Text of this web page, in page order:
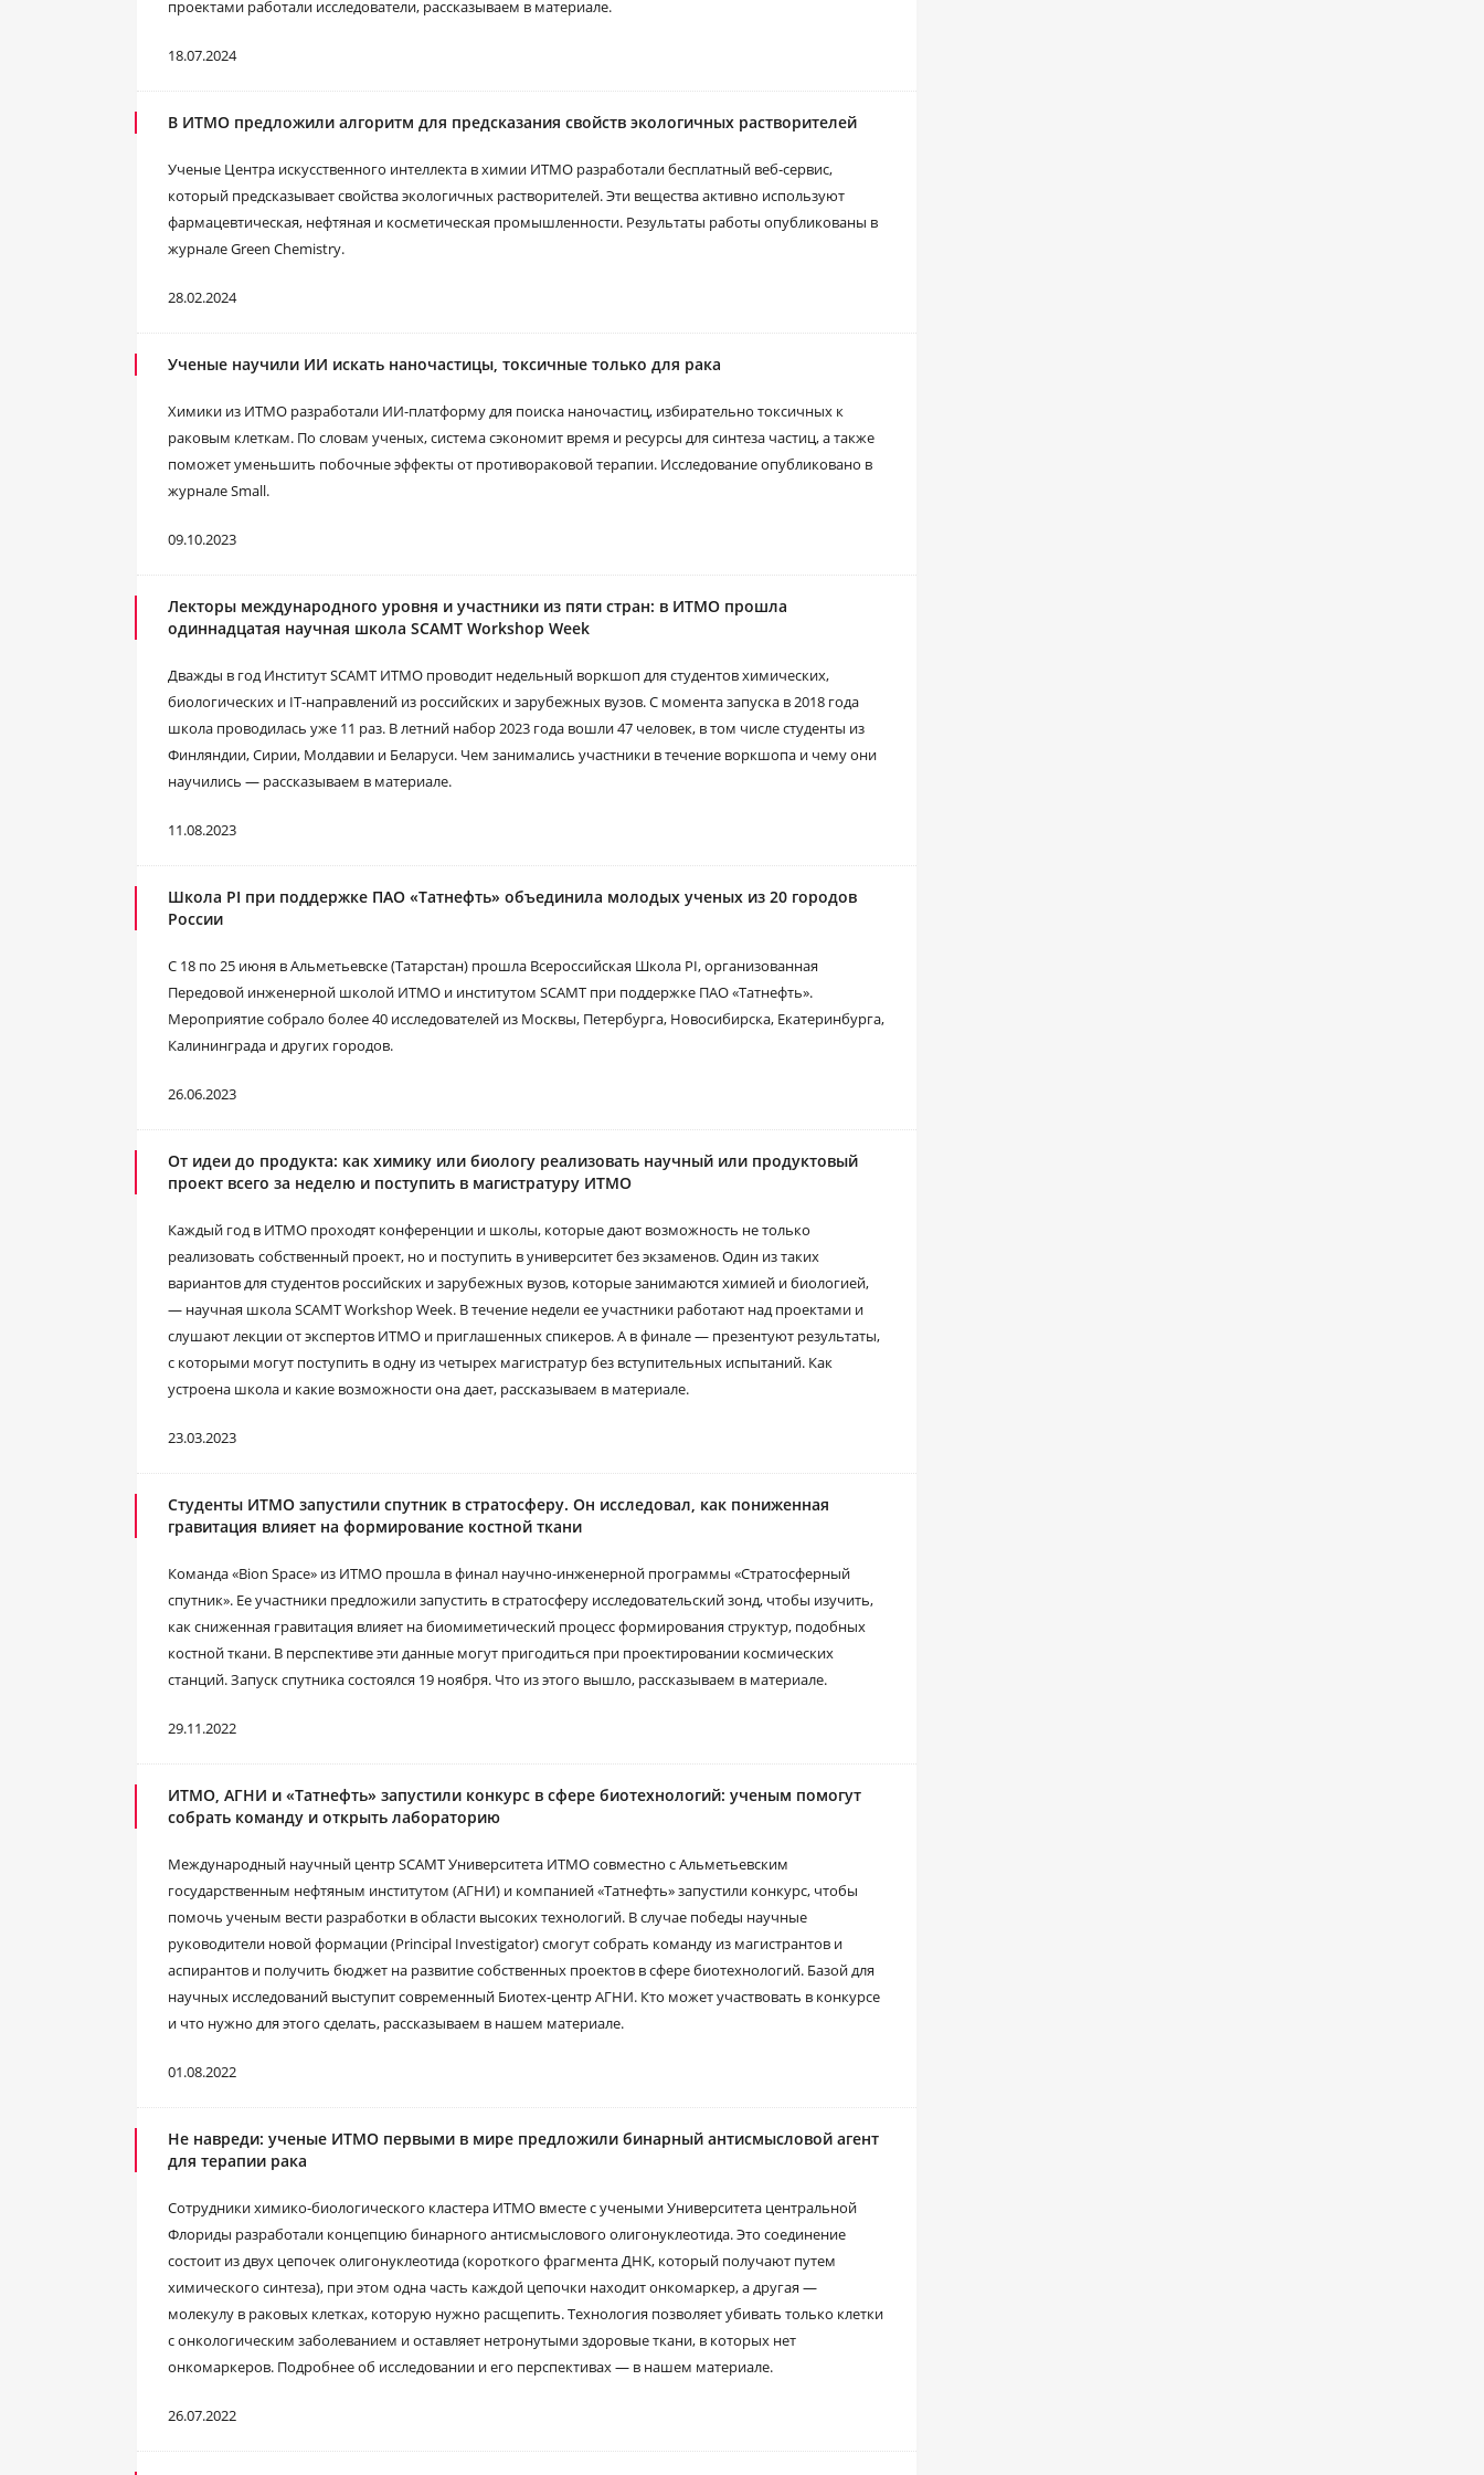
проектами работали исследователи, рассказываем в материале.
18.07.2024
В ИТМО предложили алгоритм для предсказания свойств экологичных растворителей
Ученые Центра искусственного интеллекта в химии ИТМО разработали бесплатный веб-сервис,
который предсказывает свойства экологичных растворителей. Эти вещества активно используют
фармацевтическая, нефтяная и косметическая промышленности. Результаты работы опубликованы в
журнале Green Chemistry.
28.02.2024
Ученые научили ИИ искать наночастицы, токсичные только для рака
Химики из ИТМО разработали ИИ-платформу для поиска наночастиц, избирательно токсичных к
раковым клеткам. По словам ученых, система сэкономит время и ресурсы для синтеза частиц, а также
поможет уменьшить побочные эффекты от противораковой терапии. Исследование опубликовано в
журнале Small.
09.10.2023
Лекторы международного уровня и участники из пяти стран: в ИТМО прошла
одиннадцатая научная школа SCAMT Workshop Week
Дважды в год Институт SCAMT ИТМО проводит недельный воркшоп для студентов химических,
биологических и IT-направлений из российских и зарубежных вузов. С момента запуска в 2018 года
школа проводилась уже 11 раз. В летний набор 2023 года вошли 47 человек, в том числе студенты из
Финляндии, Сирии, Молдавии и Беларуси. Чем занимались участники в течение воркшопа и чему они
научились — рассказываем в материале.
11.08.2023
Школа PI при поддержке ПАО «Татнефть» объединила молодых ученых из 20 городов
России
С 18 по 25 июня в Альметьевске (Татарстан) прошла Всероссийская Школа PI, организованная
Передовой инженерной школой ИТМО и институтом SCAMT при поддержке ПАО «Татнефть».
Мероприятие собрало более 40 исследователей из Москвы, Петербурга, Новосибирска, Екатеринбурга,
Калининграда и других городов.
26.06.2023
От идеи до продукта: как химику или биологу реализовать научный или продуктовый
проект всего за неделю и поступить в магистратуру ИТМО
Каждый год в ИТМО проходят конференции и школы, которые дают возможность не только
реализовать собственный проект, но и поступить в университет без экзаменов. Один из таких
вариантов для студентов российских и зарубежных вузов, которые занимаются химией и биологией,
― научная школа SCAMT Workshop Week. В течение недели ее участники работают над проектами и
слушают лекции от экспертов ИТМО и приглашенных спикеров. А в финале ― презентуют результаты,
с которыми могут поступить в одну из четырех магистратур без вступительных испытаний. Как
устроена школа и какие возможности она дает, рассказываем в материале.
23.03.2023
Студенты ИТМО запустили спутник в стратосферу. Он исследовал, как пониженная
гравитация влияет на формирование костной ткани
Команда «Bion Space» из ИТМО прошла в финал научно-инженерной программы «Стратосферный
спутник». Ее участники предложили запустить в стратосферу исследовательский зонд, чтобы изучить,
как сниженная гравитация влияет на биомиметический процесс формирования структур, подобных
костной ткани. В перспективе эти данные могут пригодиться при проектировании космических
станций. Запуск спутника состоялся 19 ноября. Что из этого вышло, рассказываем в материале.
29.11.2022
ИТМО, АГНИ и «Татнефть» запустили конкурс в сфере биотехнологий: ученым помогут
собрать команду и открыть лабораторию
Международный научный центр SCAMT Университета ИТМО совместно с Альметьевским
государственным нефтяным институтом (АГНИ) и компанией «Татнефть» запустили конкурс, чтобы
помочь ученым вести разработки в области высоких технологий. В случае победы научные
руководители новой формации (Principal Investigator) смогут собрать команду из магистрантов и
аспирантов и получить бюджет на развитие собственных проектов в сфере биотехнологий. Базой для
научных исследований выступит современный Биотех-центр АГНИ. Кто может участвовать в конкурсе
и что нужно для этого сделать, рассказываем в нашем материале.
01.08.2022
Не навреди: ученые ИТМО первыми в мире предложили бинарный антисмысловой агент
для терапии рака
Сотрудники химико-биологического кластера ИТМО вместе с учеными Университета центральной
Флориды разработали концепцию бинарного антисмыслового олигонуклеотида. Это соединение
состоит из двух цепочек олигонуклеотида (короткого фрагмента ДНК, который получают путем
химического синтеза), при этом одна часть каждой цепочки находит онкомаркер, а другая —
молекулу в раковых клетках, которую нужно расщепить. Технология позволяет убивать только клетки
с онкологическим заболеванием и оставляет нетронутыми здоровые ткани, в которых нет
онкомаркеров. Подробнее об исследовании и его перспективах ― в нашем материале.
26.07.2022